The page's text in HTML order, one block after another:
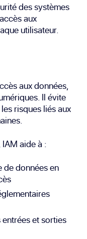
des systèmes
aux
utilisateur.
aux données,
Il évite
risques liés aux
aide à :
de données en
et sorties